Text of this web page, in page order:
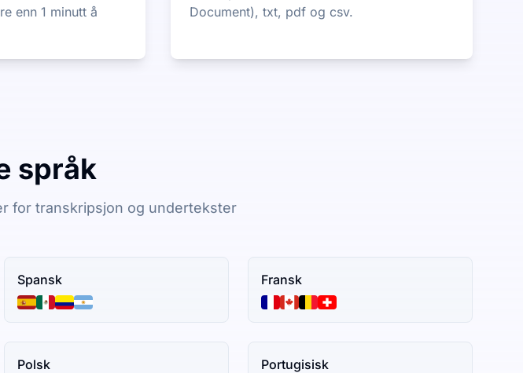
enn 1 minutt å
Document), txt, pdf og csv.
språk
for transkripsjon og undertekster
Spansk Fransk
Polsk Portugisisk